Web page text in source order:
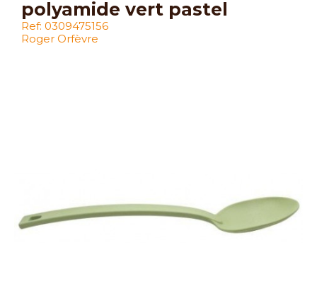
polyamide vert pastel
Ref: 0309475156
Roger Orfèvre